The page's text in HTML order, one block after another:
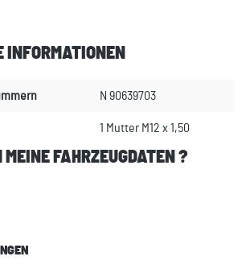
INFORMATIONEN
N 90639703
1 Mutter M12 x 1,50
MEINE FAHRZEUGDATEN ?